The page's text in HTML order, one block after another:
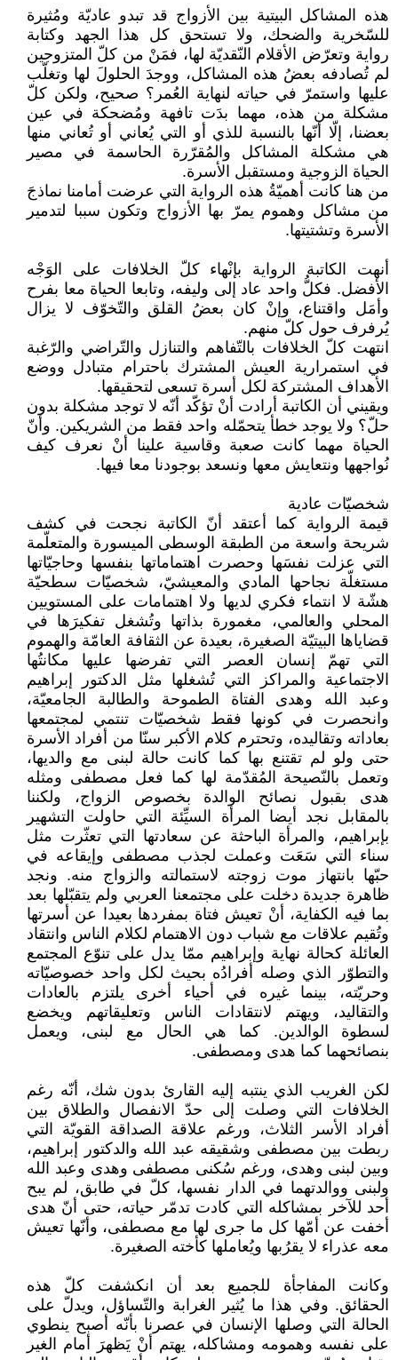
هذه المشاكل البيتية بين الأزواج قد تبدو عاديّة ومُثيرة
للسّخرية والضحك، ولا تستحق كل هذا الجهد وكتابة
رواية وتعرّض الأقلام النّقديّة لها، فمَنْ من كلّ المتزوجين
لم تُصادفه بعضُ هذه المشاكل، ووجدَ الحلولَ لها وتغلّب
عليها واستمرّ في حياته لنهاية العُمر؟ صحيح، ولكن كلّ
مشكلة من هذه، مهما بدَت تافهة ومُضحكة في عين
بعضنا، إلّا أنّها بالنسبة للذي أو التي يُعاني أو تُعاني منها
هي مشكلة المشاكل والمُقرّرة الحاسمة في مصير
الحياة الزوجية ومستقبل الأسرة.
من هنا كانت أهميّةُ هذه الرواية التي عرضت أمامنا نماذجَ
من مشاكل وهموم يمرّ بها الأزواج وتكون سببا لتدمير
الأسرة وتشتيتها.
أنهت الكاتبة الرواية بإنْهاء كلّ الخلافات على الوَجْه
الأفضل. فكلُّ واحد عاد إلى وليفه، وتابعا الحياة معا بفرح
وأمَل واقتناع، وإنْ كان بعضُ القلق والتّخوّف لا يزال
يُرفرف حول كلّ منهم.
انتهت كلّ الخلافات بالتّفاهم والتنازل والتّراضي والرّغبة
في استمرارية العيش المشترك باحترام متبادل ووضع
الأهداف المشتركة لكل أسرة تسعى لتحقيقها.
ويقيني أن الكاتبة أرادت أنْ تؤكّد أنّه لا توجد مشكلة بدون
حلّ؟ ولا يوجد خطأ يتحمّله واحد فقط من الشريكين. وأنّ
الحياة مهما كانت صعبة وقاسية علينا أنْ نعرف كيف
نُواجهها ونتعايش معها ونسعد بوجودنا معا فيها.
شخصيّات عادية
قيمة الرواية كما أعتقد أنّ الكاتبة نجحت في كشف
شريحة واسعة من الطبقة الوسطى الميسورة والمتعلّمة
التي عزلت نفسَها وحصرت اهتماماتها بنفسها وحاجيّاتها
مستغلّة نجاحها المادي والمعيشيّ، شخصيّات سطحيّة
هشّة لا انتماء فكري لديها ولا اهتمامات على المستويين
المحلي والعالمي، مغمورة بذاتها وتُشغل تفكيرَها في
قضاياها البيتيّة الصغيرة، بعيدة عن الثقافة العامّة والهموم
التي تهمّ إنسان العصر التي تفرضها عليها مكانتُها
الاجتماعية والمراكز التي تُشغلها مثل الدكتور إبراهيم
وعبد الله وهدى الفتاة الطموحة والطالبة الجامعيّة،
وانحصرت في كونها فقط شخصيّات تنتمي لمجتمعها
بعاداته وتقاليده، وتحترم كلام الأكبر سنّا من أفراد الأسرة
حتى ولو لم تقتنع بها كما كانت حالة لبنى مع والديها،
وتعمل بالنّصيحة المُقدّمة لها كما فعل مصطفى ومثله
هدى بقبول نصائح الوالدة بخصوص الزواج، ولكننا
بالمقابل نجد أيضا المرأة السيِّئة التي حاولت التشهير
بإبراهيم، والمرأة الباحثة عن سعادتها التي تعثّرت مثل
سناء التي سَعَت وعملت لجذب مصطفى وإيقاعه في
حبّها بانتهاز موت زوجته لاستمالته والزواج منه. ونجد
ظاهرة جديدة دخلت على مجتمعنا العربي ولم يتقبّلها بعد
بما فيه الكفاية، أنْ تعيش فتاة بمفردها بعيدا عن أسرتها
وتُقيم علاقات مع شباب دون الاهتمام لكلام الناس وانتقاد
العائلة كحالة نهاية وإبراهيم ممّا يدل على تنوّع المجتمع
والتطوّر الذي وصله أفرادُه بحيث لكل واحد خصوصيّاته
وحريّته، بينما غيره في أحياء أخرى يلتزم بالعادات
والتقاليد، ويهتم لانتقادات الناس وتعليقاتهم ويخضع
لسطوة الوالدين. كما هي الحال مع لبنى، ويعمل
بنصائحهما كما هدى ومصطفى.
لكن الغريب الذي ينتبه إليه القارئ بدون شك، أنّه رغم
الخلافات التي وصلت إلى حدّ الانفصال والطلاق بين
أفراد الأسر الثلاث، ورغم علاقة الصداقة القويّة التي
ربطت بين مصطفى وشقيقه عبد الله والدكتور إبراهيم،
وبين لبنى وهدى، ورغم سُكنى مصطفى وهدى وعبد الله
ولبنى ووالدتهما في الدار نفسها، كلّ في طابق، لم يبح
أحد للآخر بمشاكله التي كادت تدمّر حياته، حتى أنّ هدى
أخفت عن أمّها كل ما جرى لها مع مصطفى، وأنّها تعيش
معه عذراء لا يقرُبها ويُعاملها كأخته الصغيرة.
وكانت المفاجأة للجميع بعد أن انكشفت كلّ هذه
الحقائق. وفي هذا ما يُثير الغرابة والتّساؤل، ويدلّ على
الحالة التي وصلها الإنسان في عصرنا بأنّه أصبح ينطوي
على نفسه وهمومه ومشاكله، يهتم أنْ يَظهرَ أمام الغير